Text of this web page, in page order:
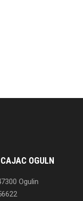
OGULN
Ogulin